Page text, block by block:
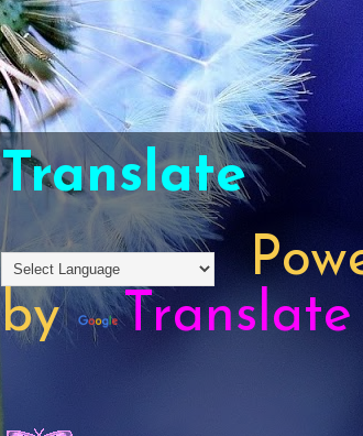
Translate
by
Translate